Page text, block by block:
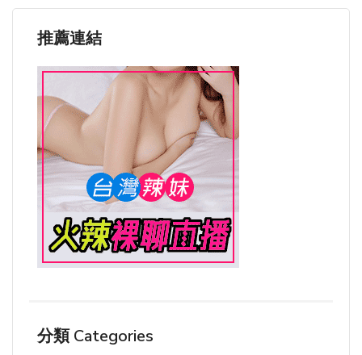
推薦連結
分類 Categories